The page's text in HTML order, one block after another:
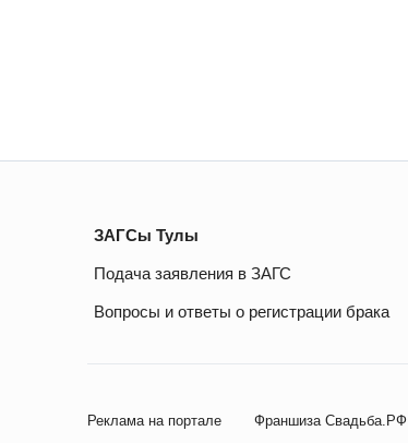
ЗАГСы Тулы
Подача заявления в ЗАГС
Вопросы и ответы о регистрации брака
Реклама на портале Франшиза Свадьба.РФ